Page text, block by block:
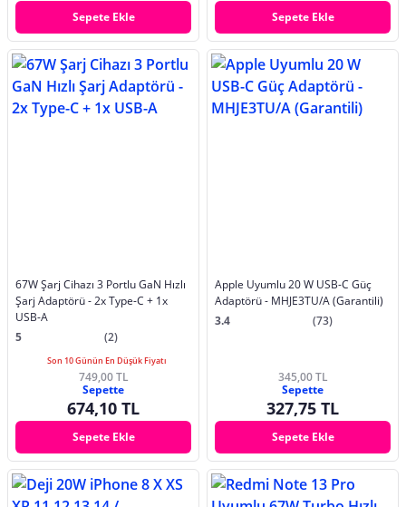
Sepete Ekle Sepete Ekle
67W Şarj Cihazı 3 Portlu GaN Hızlı
Şarj Adaptörü - 2x Type-C + 1x
USB-A
5
(2)
Son 10 Günün En Düşük Fiyatı
749,00 TL
Sepette
674,10 TL
Sepete Ekle
Apple Uyumlu 20 W USB-C Güç
Adaptörü - MHJE3TU/A (Garantili)
3.4
(73)
345,00 TL
Sepette
327,75 TL
Sepete Ekle